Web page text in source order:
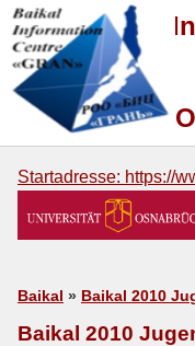
Startadresse: https://
Baikal » Baikal 2010
Baikal 2010